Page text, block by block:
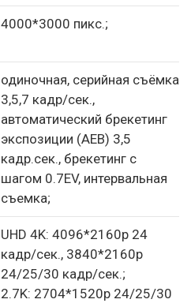
4000*3000 пикс.;
одиночная, серийная съёмка
3,5,7 кадр/сек.,
автоматический брекетинг
экспозиции (AEB) 3,5
кадр.сек., брекетинг с
шагом 0.7EV, интервальная
съемка;
UHD 4K: 4096*2160p 24
кадр/сек., 3840*2160p
24/25/30 кадр/сек.;
2.7K: 2704*1520p 24/25/30